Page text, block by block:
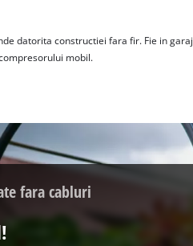
datorita constructiei fara fir. Fie in garaj
mobil.
fara cabluri